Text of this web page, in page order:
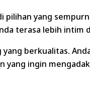
pilihan yang
terasa lebih intim
berkualitas.
yang ingin